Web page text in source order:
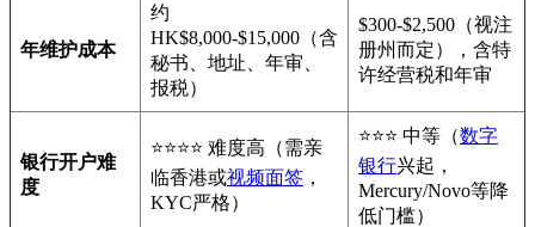
年维护成本
约
HK$8,000-$15,000（含
秘书、地址、年审、
报税）
$300-$2,500（视注
册州而定），含特
许经营税和年审
银行开户难
度
⭐⭐⭐⭐ 难度高（需亲
临香港或视频面签 ，
KYC严格）
⭐⭐⭐ 中等（数字
银行兴起，
Mercury/Novo等降
低门槛）